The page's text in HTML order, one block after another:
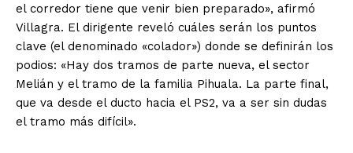
el corredor tiene que venir bien preparado», afirmó
Villagra. El dirigente reveló cuáles serán los puntos
clave (el denominado «colador») donde se definirán los
podios: «Hay dos tramos de parte nueva, el sector
Melián y el tramo de la familia Pihuala. La parte final,
que va desde el ducto hacia el PS2, va a ser sin dudas
el tramo más difícil».